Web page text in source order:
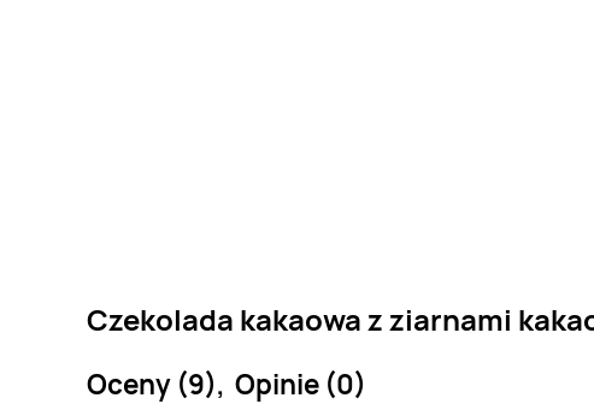
Czekolada kakaowa z ziarnami
Oceny (9), Opinie (0)